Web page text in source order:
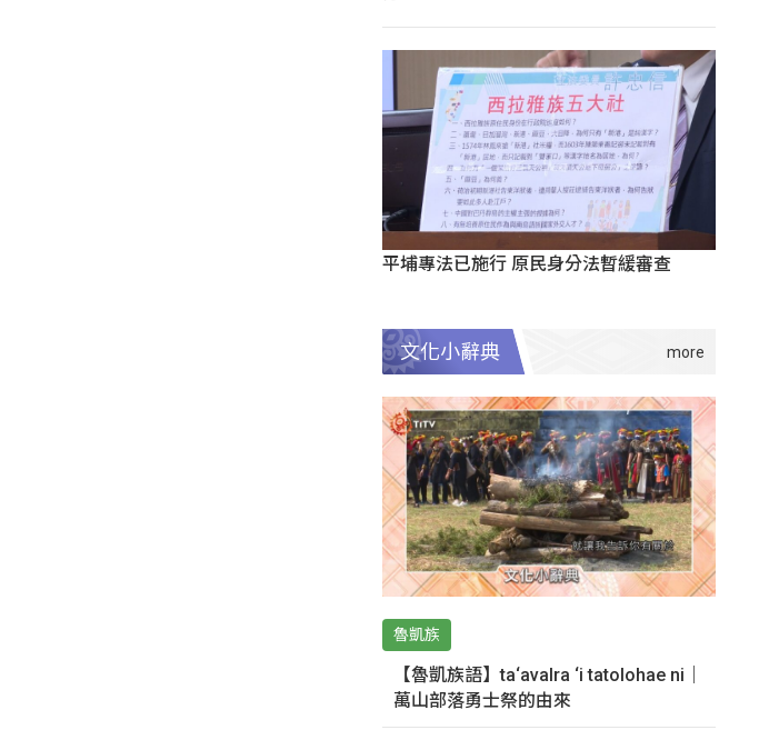
平埔專法已施行 原民身分法暫緩審查
文化小辭典
魯凱族
【魯凱族語】ta‘avalra ‘i tatolohae ni｜
萬山部落勇士祭的由來